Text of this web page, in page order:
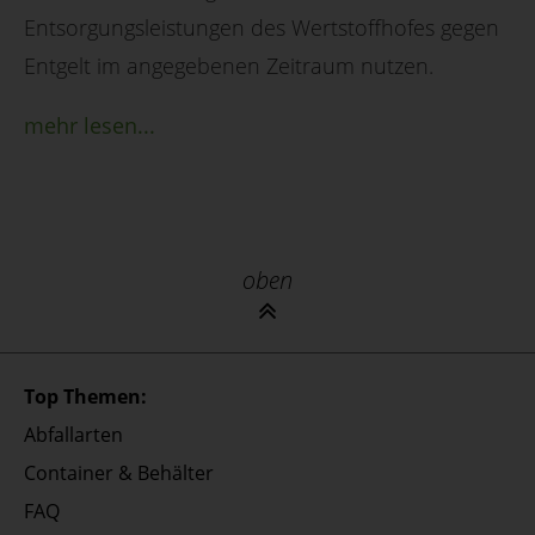
Entsorgungsleistungen des Wertstoffhofes gegen
Entgelt im angegebenen Zeitraum nutzen.
mehr lesen...
oben
Top Themen:
Abfallarten
Container & Behälter
FAQ